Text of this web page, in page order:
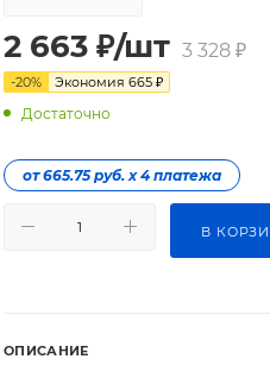
2 663 ₽/шт 3 328 ₽
-20% Экономия 665 ₽
Достаточно
от 665.75 руб. х 4 платежа
В
ОПИСАНИЕ